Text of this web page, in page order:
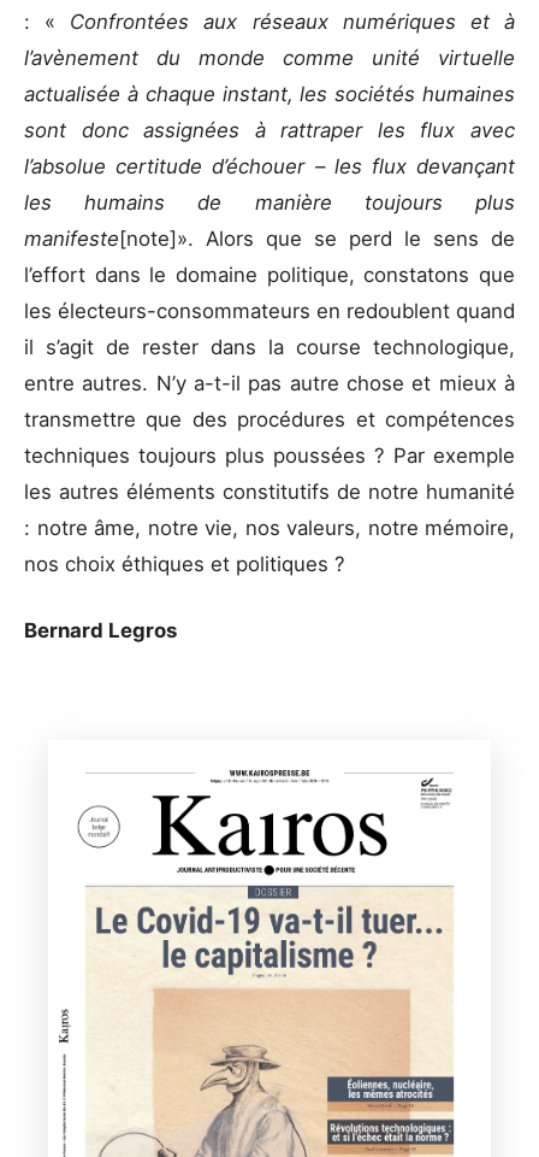
: « Confrontées aux réseaux numériques et à
l’avènement du monde comme unité virtuelle
actualisée à chaque instant, les sociétés humaines
sont donc assignées à rattraper les flux avec
l’absolue certitude d’échouer – les flux devançant
les humains de manière toujours plus
manifeste[note]». Alors que se perd le sens de
l’effort dans le domaine politique, constatons que
les électeurs-consommateurs en redoublent quand
il s’agit de rester dans la course technologique,
entre autres. N’y a-t-il pas autre chose et mieux à
transmettre que des procédures et compétences
techniques toujours plus poussées ? Par exemple
les autres éléments constitutifs de notre humanité
: notre âme, notre vie, nos valeurs, notre mémoire,
nos choix éthiques et politiques ?
Bernard Legros